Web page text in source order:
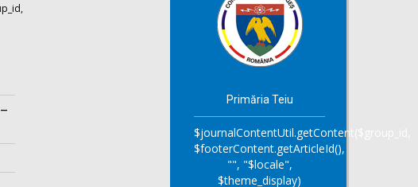
Primăria Teiu
$journalContentUtil.getContent($group_id,
$footerContent.getArticleId(),
"", "$locale",
$theme_display)